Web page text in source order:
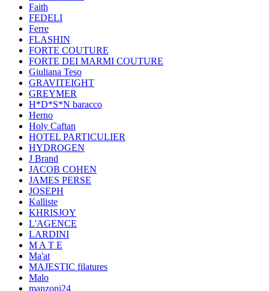
Faith
FEDELI
Ferre
FLASHIN
FORTE COUTURE
FORTE DEI MARMI COUTURE
Giuliana Teso
GRAVITEIGHT
GREYMER
H*D*S*N baracco
Herno
Holy Caftan
HOTEL PARTICULIER
HYDROGEN
J Brand
JACOB COHEN
JAMES PERSE
JOSEPH
Kalliste
KHRISJOY
L'AGENCE
LARDINI
M A T E
Ma'at
MAJESTIC filatures
Malo
manzoni24